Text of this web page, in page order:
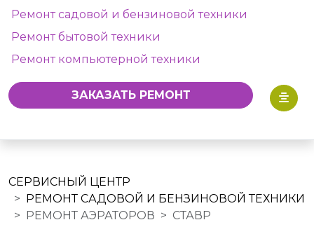
Ремонт садовой и бензиновой техники
Ремонт бытовой техники
Ремонт компьютерной техники
ЗАКАЗАТЬ РЕМОНТ
СЕРВИСНЫЙ ЦЕНТР
РЕМОНТ САДОВОЙ И БЕНЗИНОВОЙ ТЕХНИКИ
РЕМОНТ АЭРАТОРОВ
СТАВР